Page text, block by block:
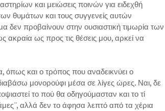
και μειώσεις ποινών για ειδεχθή
θυμάτων και τους συγγενείς αυτών
δεν προβαίνουν στην ουσιαστική τιμωρία των
ακραία ως προς τις θέσεις μου, αρκεί να
όπως και ο τρόπος που αναδεικνύει ο
μονορούφι μέσα σε λίγες ώρες. Ναι, δε
το πού θα οδηγούμασταν και το τί
αλλά δεν το άφησα λεπτό από τα χέρια